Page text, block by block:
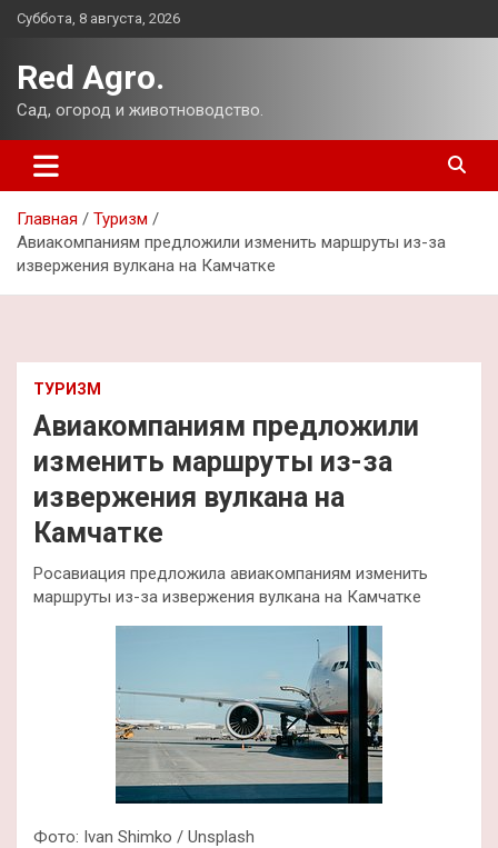
Перейти
Суббота, 8 августа, 2026
Red Agro.
Сад, огород и животноводство.
Главная
Туризм
Авиакомпаниям предложили изменить маршруты из-за
извержения вулкана на Камчатке
ТУРИЗМ
Авиакомпаниям предложили
изменить маршруты из-за
извержения вулкана на
Камчатке
Росавиация предложила авиакомпаниям изменить
маршруты из-за извержения вулкана на Камчатке
Фото: Ivan Shimko / Unsplash